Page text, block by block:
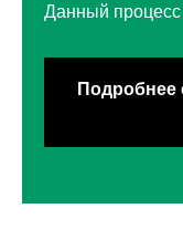
Данный процесс